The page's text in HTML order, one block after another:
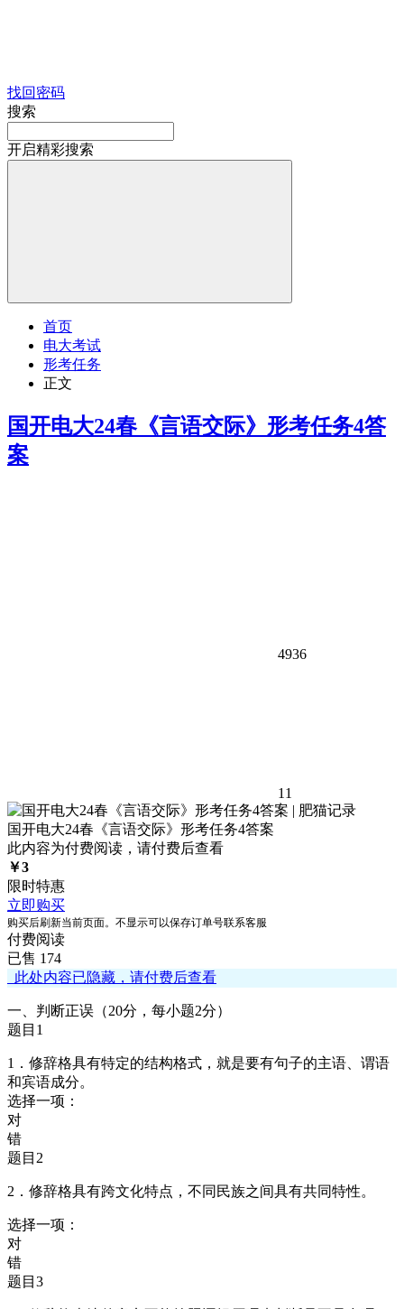
找回密码
搜索
开启精彩搜索
首页
电大考试
形考任务
正文
国开电大24春《言语交际》形考任务4答
案
4936
11
国开电大24春《言语交际》形考任务4答案
此内容为付费阅读，请付费后查看
￥3
限时特惠
立即购买
购买后刷新当前页面。不显示可以保存订单号联系客服
付费阅读
已售 174
此处内容已隐藏，请付费后查看
一、判断正误（20分，每小题2分）
题目1
1．修辞格具有特定的结构格式，就是要有句子的主语、谓语
和宾语成分。
选择一项：
对
错
题目2
2．修辞格具有跨文化特点，不同民族之间具有共同特性。
选择一项：
对
错
题目3